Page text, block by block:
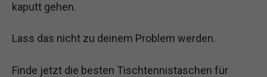
kaputt gehen.
Lass das nicht zu deinem Problem werden.
Finde jetzt die besten Tischtennistaschen für